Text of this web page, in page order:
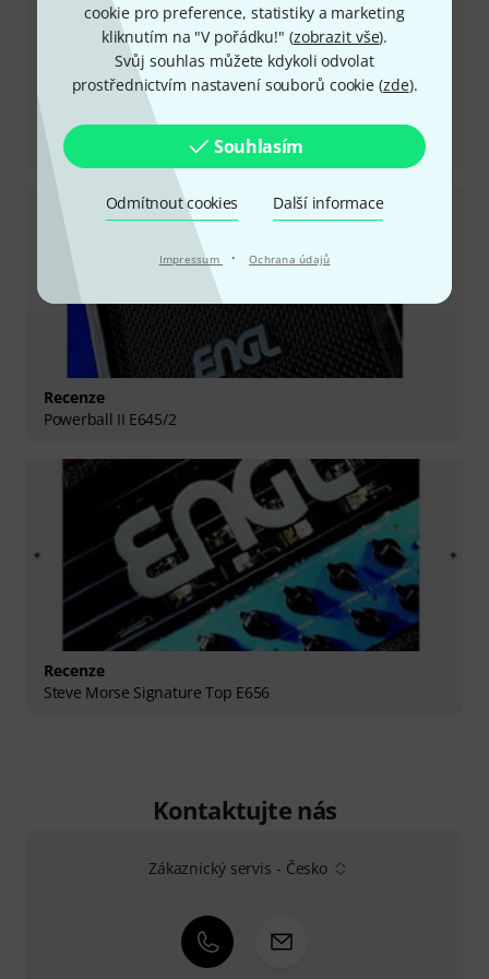
cookie pro preference, statistiky a marketing
kliknutím na "V pořádku!" (zobrazit vše).
Svůj souhlas můžete kdykoli odvolat
prostřednictvím nastavení souborů cookie (zde).
Souhlasím
Odmítnout cookies Další informace
Impressum · Ochrana údajů
Recenze
Fireball 100 E635
Recenze
Powerball II E645/2
Recenze
Steve Morse Signature Top E656
Kontaktujte nás
Zákaznický servis - Česko